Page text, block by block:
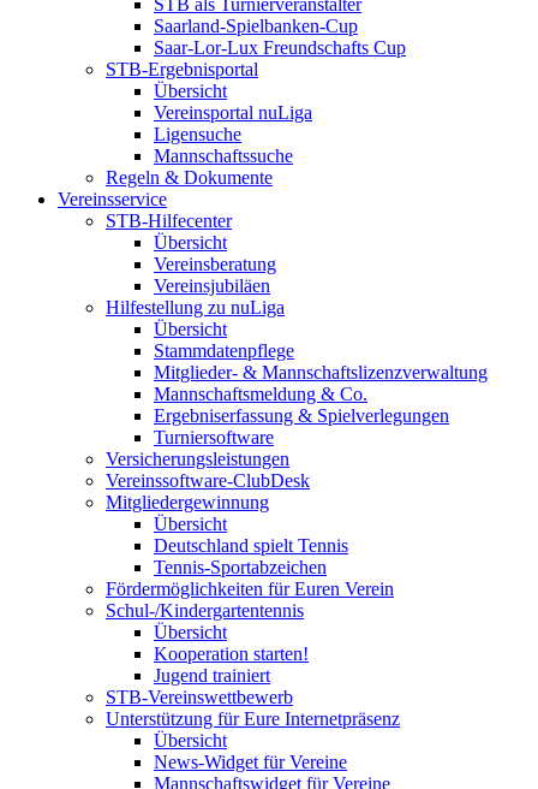
STB als Turnierveranstalter
Saarland-Spielbanken-Cup
Saar-Lor-Lux Freundschafts Cup
STB-Ergebnisportal
Übersicht
Vereinsportal nuLiga
Ligensuche
Mannschaftssuche
Regeln & Dokumente
Vereinsservice
STB-Hilfecenter
Übersicht
Vereinsberatung
Vereinsjubiläen
Hilfestellung zu nuLiga
Übersicht
Stammdatenpflege
Mitglieder- & Mannschaftslizenzverwaltung
Mannschaftsmeldung & Co.
Ergebniserfassung & Spielverlegungen
Turniersoftware
Versicherungsleistungen
Vereinssoftware-ClubDesk
Mitgliedergewinnung
Übersicht
Deutschland spielt Tennis
Tennis-Sportabzeichen
Fördermöglichkeiten für Euren Verein
Schul-/Kindergartentennis
Übersicht
Kooperation starten!
Jugend trainiert
STB-Vereinswettbewerb
Unterstützung für Eure Internetpräsenz
Übersicht
News-Widget für Vereine
Mannschaftswidget für Vereine